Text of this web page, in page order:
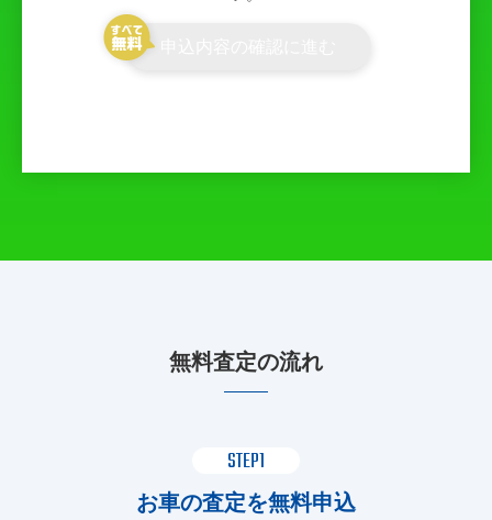
無料査定の流れ
STEP1
お車の査定を無料申込